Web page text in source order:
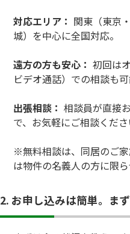
対応エリア： 関東（東京
城）を中心に全国対応。
遠方の方も安心： 初回は
ビデオ通話）での相談も可
出張相談： 相談員が直接
で、お気軽にご相談くださ
※無料相談は、同居のご
は物件の名義人の方に限ら
2. お申し込みは簡単。ま